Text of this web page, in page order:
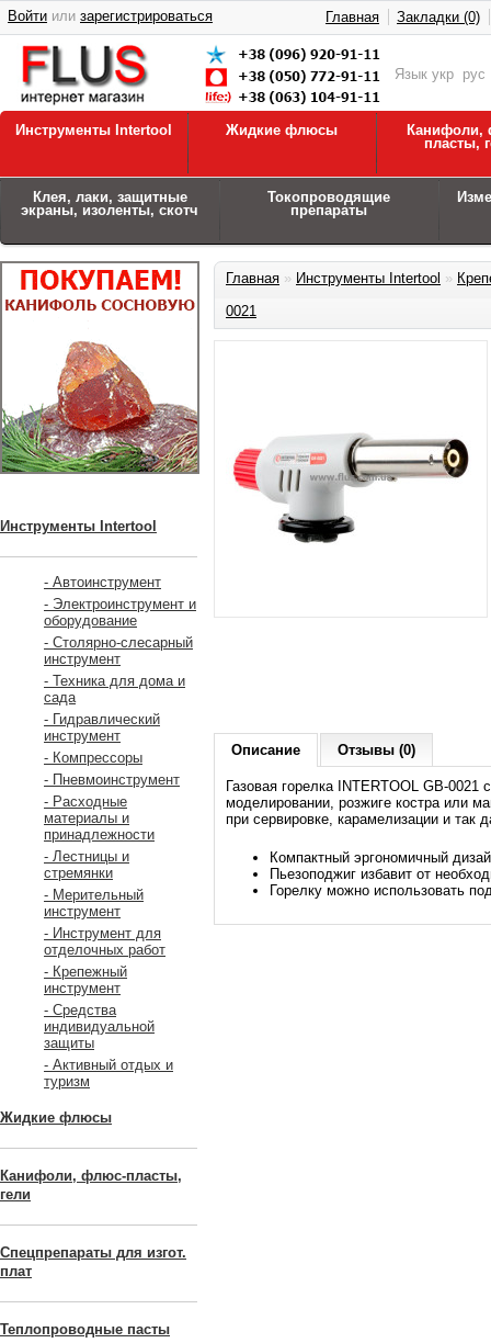
Язык укр рус
Войти или зарегистрироваться Главная Закладки (0)
Инструменты Intertool Жидкие флюсы
Канифоли,
пласты,
Клея, лаки, защитные
экраны, изоленты, скотч
Токопроводящие
препараты
Инструменты Intertool
- Автоинструмент
- Электроинструмент и
оборудование
- Столярно-слесарный
инструмент
- Техника для дома и
сада
- Гидравлический
инструмент
- Компрессоры
- Пневмоинструмент
- Расходные
материалы и
принадлежности
- Лестницы и
стремянки
- Мерительный
инструмент
- Инструмент для
отделочных работ
- Крепежный
инструмент
- Средства
индивидуальной
защиты
- Активный отдых и
туризм
Жидкие флюсы
Канифоли, флюс-пласты,
гели
Спецпрепараты для изгот.
плат
Теплопроводные пасты
Главная » Инструменты Intertool »
0021
Описание Отзывы (0)
Газовая горелка INTERTOOL GB-
моделировании, розжиге костра или
при сервировке, карамелизации и так
Компактный эргономичный
Пьезоподжиг избавит от
Горелку можно использовать